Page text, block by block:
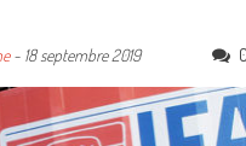
- 18 septembre 2019